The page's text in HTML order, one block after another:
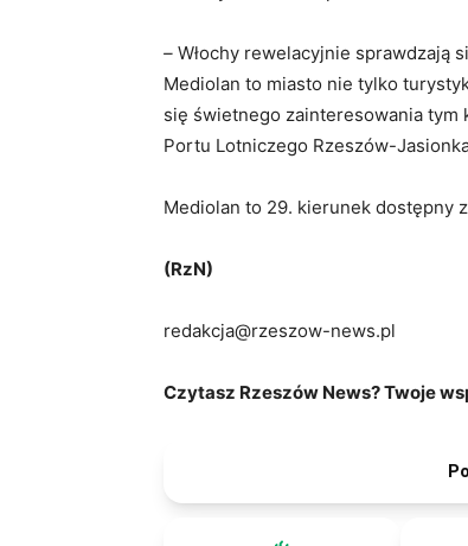
– Włochy rewelacyjnie sprawdzają
Mediolan to miasto nie tylko
się świetnego zainteresowania tym
Portu Lotniczego Rzeszów-
Mediolan to 29. kierunek dostępny
(RzN)
redakcja@rzeszow-news.pl
Czytasz Rzeszów News? Twoje